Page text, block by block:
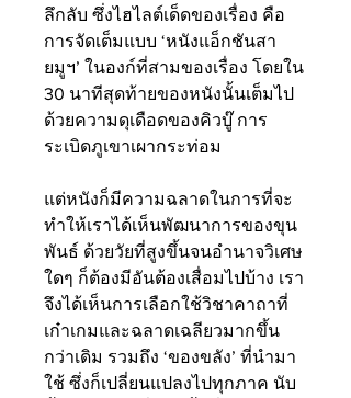
ลึกลับ ซึ่งไฮไลต์เด็ดของเรื่อง คือ
การจัดเต็มแบบ ‘หนังแอ็กชันสา
ยมูฯ’ ในองก์ที่สามของเรื่อง โดยใน
30 นาทีสุดท้ายของหนังนั้นเต็มไป
ด้วยความดุเดือดของคิวบู๊ การ
ระเบิดภูเขาเผากระท่อม
แต่หนังก็มีความฉลาดในการที่จะ
ทำให้เราได้เห็นพัฒนาการของขุน
พันธ์ ด้วยวัยที่สูงขึ้นจนอำนาจวิเศษ
ใดๆ ก็ต้องมีอันต้องเสื่อมไปบ้าง เรา
จึงได้เห็นการเลือกใช้วิชาคาถาที่
เก๋าเกมและฉลาดเฉลียวมากขึ้น
กว่าเดิม รวมถึง ‘ของขลัง’ ที่นำมา
ใช้ ซึ่งก็เปลี่ยนแปลงไปทุกภาค นับ